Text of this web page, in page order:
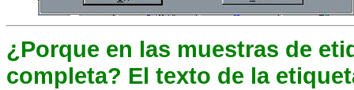
¿Porque en las muestras de
completa? El texto de la